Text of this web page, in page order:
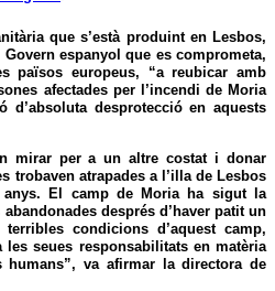
que s’està produint en Lesbos,
Govern espanyol que es comprometa,
països europeus, “a reubicar amb
afectades per l’incendi de Moria
desprotecció en aquests
mirar per a un altre costat i donar
trobaven atrapades a l’illa de Lesbos
. El camp de Moria ha sigut la
després d’haver patit un
condicions d’aquest camp,
les seues responsabilitats en matèria
va afirmar la directora de